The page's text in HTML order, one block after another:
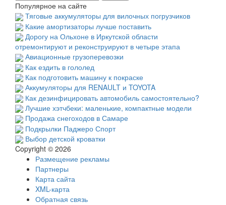
Популярное на сайте
Тяговые аккумуляторы для вилочных погрузчиков
Какие амортизаторы лучше поставить
Дорогу на Ольхоне в Иркутской области
отремонтируют и реконструируют в четыре этапа
Авиационные грузоперевозки
Как ездить в гололед
Как подготовить машину к покраске
Аккумуляторы для RENAULT и TOYOTA
Как дезинфицировать автомобиль самостоятельно?
Лучшие хэтчбеки: маленькие, компактные модели
Продажа снегоходов в Самаре
Подкрылки Паджеро Спорт
Выбор детской кроватки
Copyright © 2026
Размещение рекламы
Партнеры
Карта сайта
XML-карта
Обратная связь